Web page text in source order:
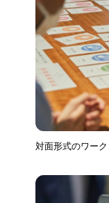
対面形式のワーク